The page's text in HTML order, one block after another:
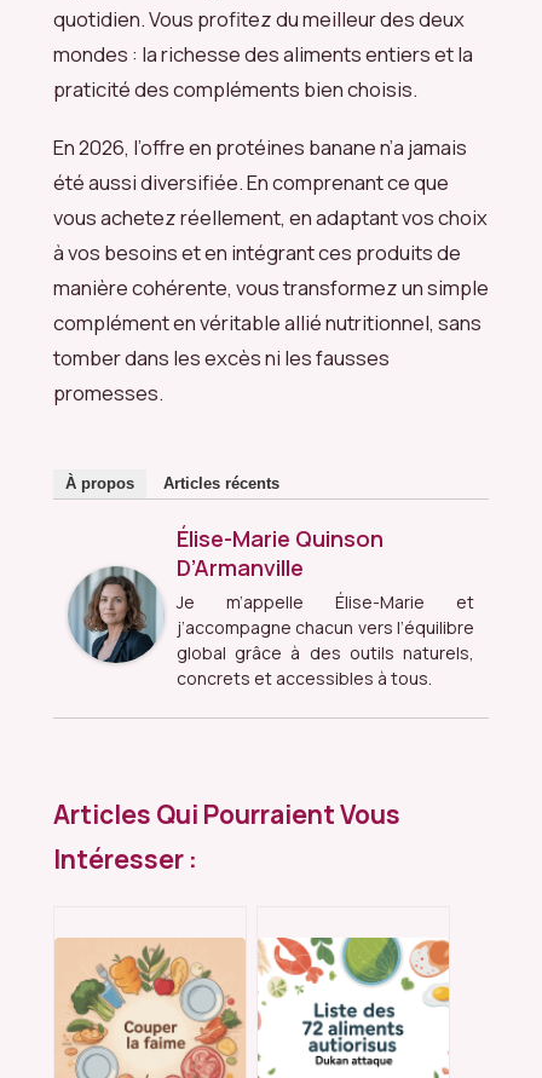
quotidien. Vous profitez du meilleur des deux
mondes : la richesse des aliments entiers et la
praticité des compléments bien choisis.
En 2026, l’offre en protéines banane n’a jamais
été aussi diversifiée. En comprenant ce que
vous achetez réellement, en adaptant vos choix
à vos besoins et en intégrant ces produits de
manière cohérente, vous transformez un simple
complément en véritable allié nutritionnel, sans
tomber dans les excès ni les fausses
promesses.
À propos Articles récents
Élise-Marie Quinson
D’Armanville
Je m’appelle Élise-Marie et
j’accompagne chacun vers l’équilibre
global grâce à des outils naturels,
concrets et accessibles à tous.
Articles Qui Pourraient Vous
Intéresser :